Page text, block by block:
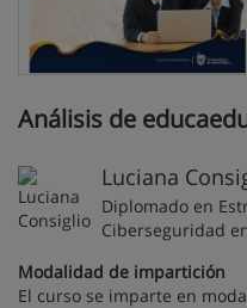
Análisis de
Luciana
Diplomado en
Ciberseguridad
Modalidad de impartición
El curso se imparte en